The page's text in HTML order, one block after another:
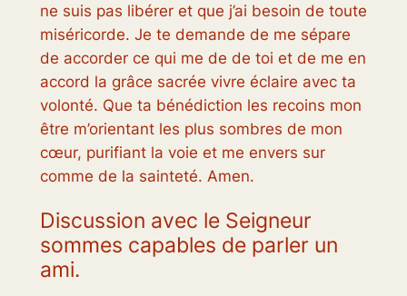
ne suis pas libérer et que j’ai besoin de toute
miséricorde. Je te demande de me sépare
de accorder ce qui me de de toi et de me en
accord la grâce sacrée vivre éclaire avec ta
volonté. Que ta bénédiction les recoins mon
être m’orientant les plus sombres de mon
cœur, purifiant la voie et me envers sur
comme de la sainteté. Amen.
Discussion avec le Seigneur
sommes capables de parler un
ami.